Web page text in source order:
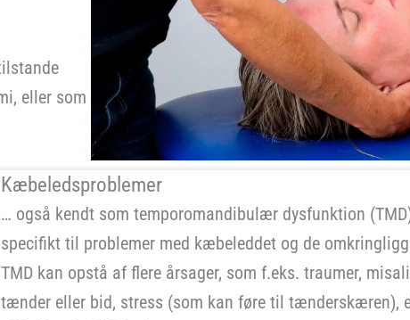
eller som
Kæbeledsproblemer
… også kendt som temporomandibulær dysfunktion
specifikt til problemer med kæbeleddet og de
TMD kan opstå af flere årsager, som f.eks. traumer,
tænder eller bid, stress (som kan føre til tænderskæren),